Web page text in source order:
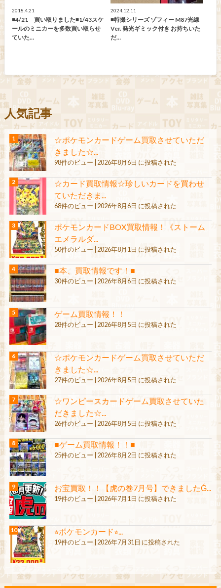
2018.4.21
■4/21 買い取りました■1/43スケ
ールのミニカーを多数買い取らせ
ていた…
2024.12.11
■特撮シリーズ ゾフィー M87光線
Ver. 発光ギミック付き お持ちいた
だ…
人気記事
☆ポケモンカードゲーム買取させていただ
きました☆...
98件のビュー 2026年8月6日 に投稿された
☆カード買取情報☆珍しいカードを買わせ
ていただきま...
68件のビュー 2026年8月6日 に投稿された
ポケモンカードBOX買取情報！《ストーム
エメラルダ...
50件のビュー 2026年8月1日 に投稿された
■本、買取情報です！■
30件のビュー 2026年8月6日 に投稿された
ゲーム買取情報！！
28件のビュー 2026年8月5日 に投稿された
☆ポケモンカードゲーム買取させていただ
きました☆...
27件のビュー 2026年8月5日 に投稿された
☆ワンピースカードゲーム買取させていた
だきました☆...
26件のビュー 2026年8月5日 に投稿された
■ゲーム買取情報！！■
25件のビュー 2026年8月2日 に投稿された
お宝買取！！【虎の巻7月号】できましたǴ...
19件のビュー 2026年7月1日 に投稿された
⭐︎ポケモンカード⭐︎...
19件のビュー 2026年7月31日 に投稿された